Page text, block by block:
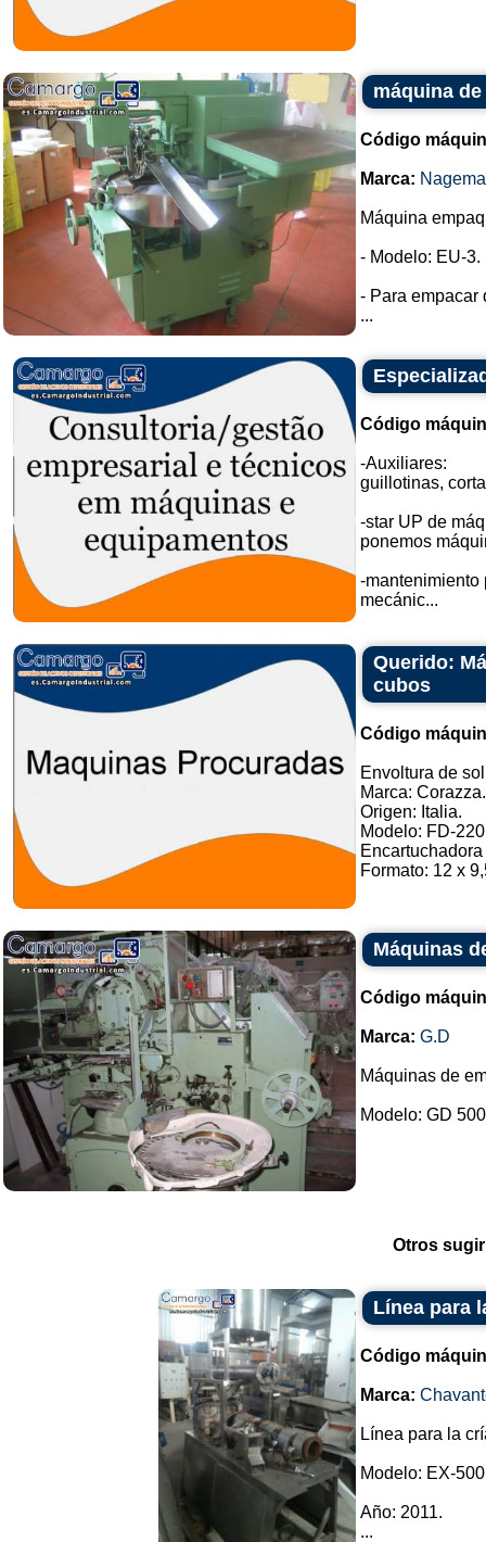
máquina
Código
Marca: Nagema
Máquina
- Modelo: EU-3.
- Para empacar
...
Código
-Auxiliares:
guillotinas,
-star UP de
ponemos
-mantenimiento
mecánic...
Querido:
cubos
Código
Envoltura de
Marca: Corazza.
Origen: Italia.
Modelo: FD-
Formato: 12 x
Máquinas
Código
Marca: G.D
Máquinas de
Modelo: GD
Otros
Línea para
Código
Marca:
Línea para la
Modelo: EX-
Año: 2011.
...